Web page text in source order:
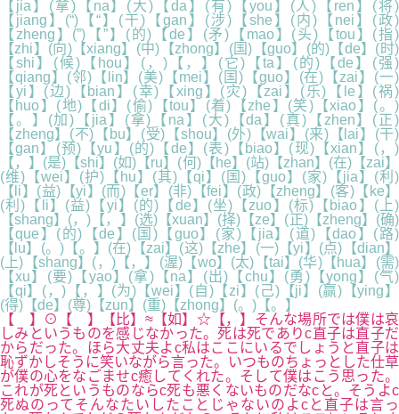
【jia】(拿)【na】(大)【da】(有)【you】(人)【ren】(将)
【jiang】(“)【“】(干)【gan】(涉)【she】(内)【nei】(政)
【zheng】(”)【”】(的)【de】(矛)【mao】(头)【tou】(指)
【zhi】(向)【xiang】(中)【zhong】(国)【guo】(的)【de】(时)
【shi】(候)【hou】(，)【，】(它)【ta】(的)【de】(强)
【qiang】(邻)【lin】(美)【mei】(国)【guo】(在)【zai】(一)
【yi】(边)【bian】(幸)【xing】(灾)【zai】(乐)【le】(祸)
【huo】(地)【di】(偷)【tou】(着)【zhe】(笑)【xiao】(。)
【。】(加)【jia】(拿)【na】(大)【da】(真)【zhen】(正)
【zheng】(不)【bu】(受)【shou】(外)【wai】(来)【lai】(干)
【gan】(预)【yu】(的)【de】(表)【biao】(现)【xian】(，)
【，】(是)【shi】(如)【ru】(何)【he】(站)【zhan】(在)【zai】
(维)【wei】(护)【hu】(其)【qi】(国)【guo】(家)【jia】(利)
【li】(益)【yi】(而)【er】(非)【fei】(政)【zheng】(客)【ke】
(利)【li】(益)【yi】(的)【de】(坐)【zuo】(标)【biao】(上)
【shang】(，)【，】(选)【xuan】(择)【ze】(正)【zheng】(确)
【que】(的)【de】(国)【guo】(家)【jia】(道)【dao】(路)
【lu】(。)【。】(在)【zai】(这)【zhe】(一)【yi】(点)【dian】
(上)【shang】(，)【，】(渥)【wo】(太)【tai】(华)【hua】(需)
【xu】(要)【yao】(拿)【na】(出)【chu】(勇)【yong】(气)
【qi】(，)【，】(为)【wei】(自)【zi】(己)【ji】(赢)【ying】
(得)【de】(尊)【zun】(重)【zhong】(。)【。】
【 】⊙【 】【比】≈【如】☆【，】そんな場所では僕は哀
しみというものを感じなかった。死は死でありc直子は直子だ
からだった。ほら大丈夫よc私はここにいるでしょうと直子は
恥ずかしそうに笑いながら言った。いつものちょっとした仕草
が僕の心をなごませc癒してくれた。そして僕はこう思った。
これが死というものならc死も悪くないものだなcと。そうよc
死ぬのってそんなたいしたことじゃないのよcと直子は言っ